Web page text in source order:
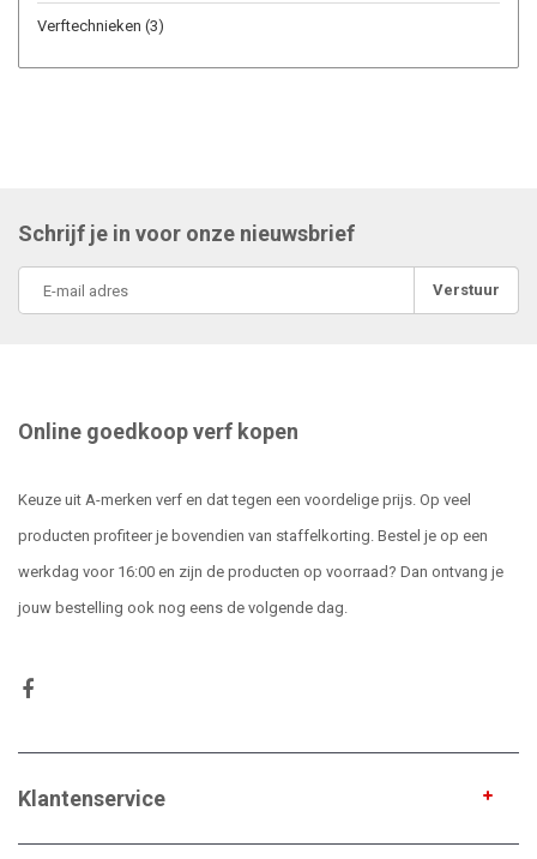
Verftechnieken (3)
Schrijf je in voor onze nieuwsbrief
Verstuur
Online goedkoop verf kopen
Keuze uit A-merken verf en dat tegen een voordelige prijs. Op veel
producten profiteer je bovendien van staffelkorting. Bestel je op een
werkdag voor 16:00 en zijn de producten op voorraad? Dan ontvang je
jouw bestelling ook nog eens de volgende dag.
Klantenservice